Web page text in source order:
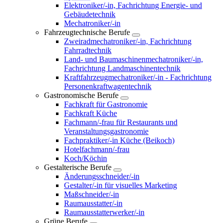
Elektroniker/-in, Fachrichtung Energie- und
Gebäudetechnik
Mechatroniker/-in
Fahrzeugtechnische Berufe
Zweiradmechatroniker/-in, Fachrichtung
Fahrradtechnik
Land- und Baumaschinenmechatroniker/-in,
Fachrichtung Landmaschinentechnik
Kraftfahrzeugmechatroniker/-in - Fachrichtung
Personenkraftwagentechnik
Gastronomische Berufe
Fachkraft für Gastronomie
Fachkraft Küche
Fachmann/-frau für Restaurants und
Veranstaltungsgastronomie
Fachpraktiker/-in Küche (Beikoch)
Hotelfachmann/-frau
Koch/Köchin
Gestalterische Berufe
Änderungsschneider/-in
Gestalter/-in für visuelles Marketing
Maßschneider/-in
Raumausstatter/-in
Raumausstatterwerker/-in